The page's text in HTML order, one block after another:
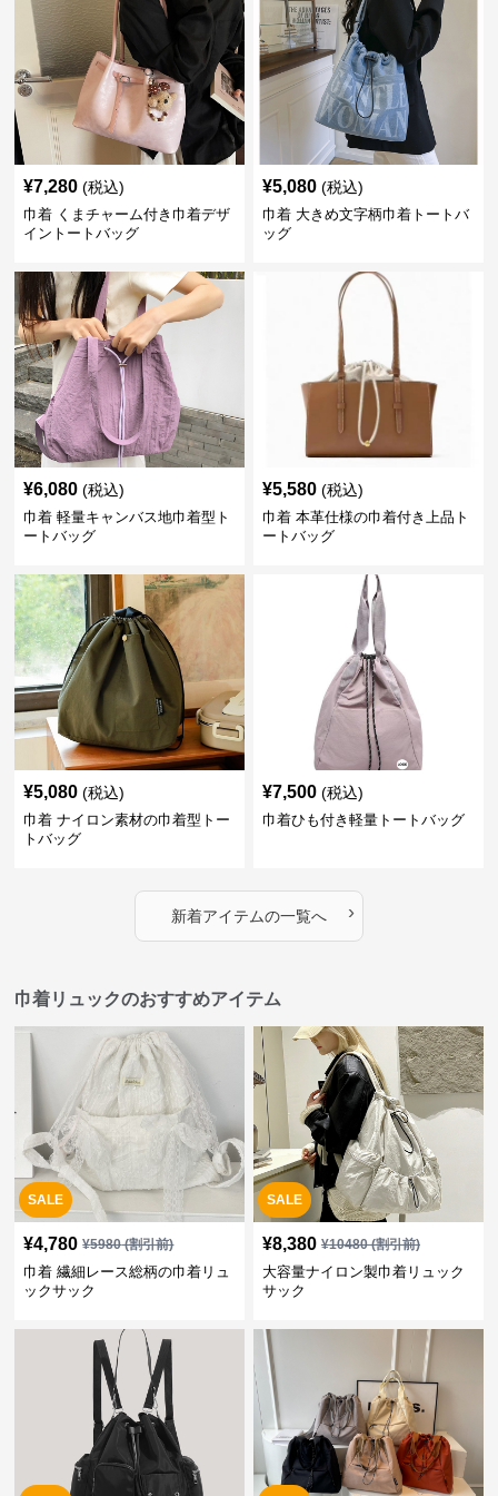
¥7,280 (税込)
巾着 くまチャーム付き巾着デザ
イントートバッグ
¥5,080 (税込)
巾着 大きめ文字柄巾着トートバ
ッグ
¥6,080 (税込)
巾着 軽量キャンバス地巾着型ト
ートバッグ
¥5,580 (税込)
巾着 本革仕様の巾着付き上品ト
ートバッグ
¥5,080 (税込)
巾着 ナイロン素材の巾着型トー
トバッグ
¥7,500 (税込)
巾着ひも付き軽量トートバッグ
新着アイテムの一覧へ ›
巾着リュックのおすすめアイテム
SALE
¥4,780 ¥5980(割引前)
巾着 繊細レース総柄の巾着リュ
ックサック
SALE
¥8,380 ¥10480(割引前)
大容量ナイロン製巾着リュック
サック